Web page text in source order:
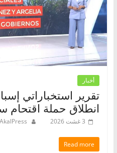
أخبار
تقرير استخباراتي
انطلاق حملة اقتحام
3 غشت 2026 AkalPress
Read more